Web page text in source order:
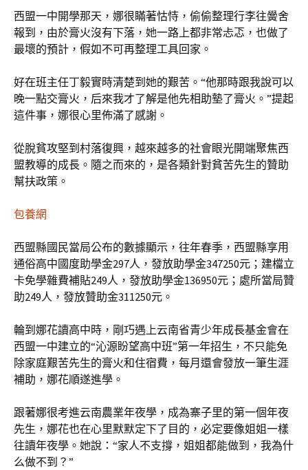
西盟一中開學那天，娜很瞞著怙恃，偷偷整理行李往黌舍
報到，由於膏火沒有下落，她一路上都非常忐忑，也做了
最壞的預計，假如不可再整理工具回家。
好在班主任丁毅實時清楚到她的艱苦。“他那時跟我說可以
晚一點交膏火，后來我才了解是他先相助墊了膏火。”提起
這件事，娜很心里佈滿了感謝。
從脫貧攻堅到村落復興，越來越多的社會眼光開端聚焦西
盟教導的成長。隨之而來的，是各類針對貧苦先生的贊助
幫扶政策。
包養網
西盟縣國民當局公布的數據顯示，往年春季，西盟縣享用
通俗高中國度助學金297人，發放助學金347250元；建檔立
卡免學雜費補貼249人，發放助學金136950元；處所當局贊
助249人，發放贊助金311250元。
輪到娜花讀高中時，剛巧遇上云南省青少年成長基金會在
西盟一中建立的“沁源盼望高中班”第一年招生，不只能免
除家庭艱苦先生的膏火和住宿費，每月還會發放一筆生涯
補助，娜花順遂進學。
跟著娜很考進云南農業年夜學，成為寨子里的第一個年夜
先生，娜花也在心里默默定下了目的，必定要像姐姐一樣
往讀年夜學。她說：“家人不支撐，姐姐都能做到，我為什
么做不到？”